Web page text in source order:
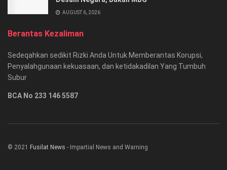
AUGUST 6, 2026
Berantas Kezaliman
Sedeqahkan sedikit Rizki Anda Untuk Memberantas Korupsi,
Penyalahgunaan kekuasaan, dan ketidakadilan Yang Tumbuh
Subur
BCA No 233 146 5587
© 2021 Fusilat News - Impartial News and Warning